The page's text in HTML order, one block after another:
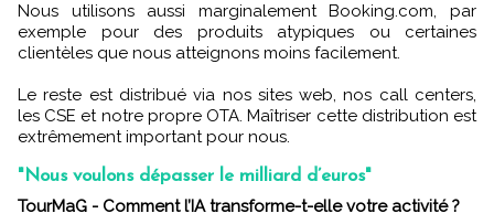
Nous utilisons aussi marginalement Booking.com, par
exemple pour des produits atypiques ou certaines
clientèles que nous atteignons moins facilement.
Le reste est distribué via nos sites web, nos call centers,
les CSE et notre propre OTA. Maîtriser cette distribution est
extrêmement important pour nous.
"Nous voulons dépasser le milliard d’euros"
TourMaG - Comment l’IA transforme-t-elle votre activité ?